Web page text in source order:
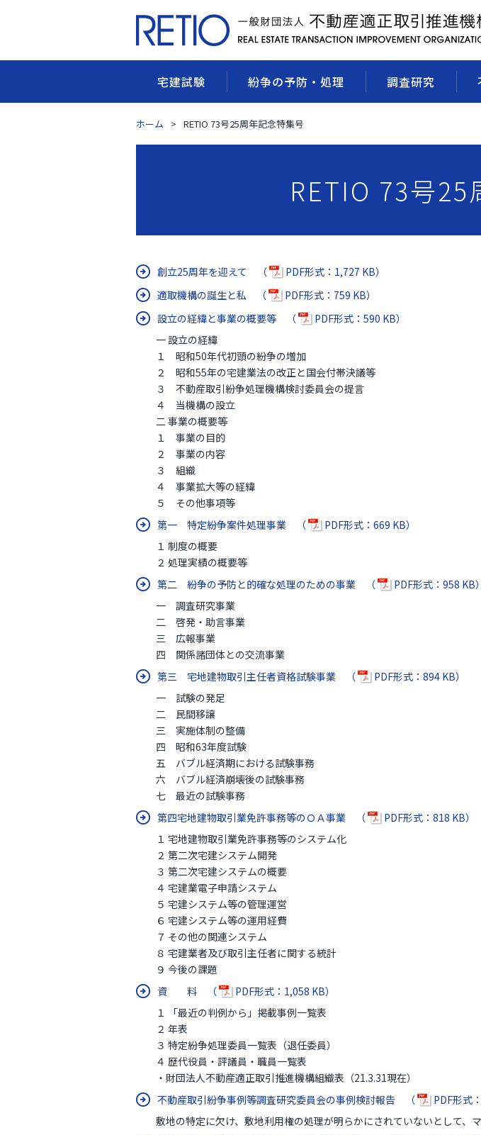
宅建試験 紛争の予防・処理 調査研究
ホーム RETIO 73号25周年記念特集号
RETIO 73号
創立25周年を迎えて （
PDF形式：1,727 KB）
適取機構の誕生と私 （
PDF形式：759 KB）
設立の経緯と事業の概要等 （
PDF形式：590 KB）
一 設立の経緯
１ 昭和50年代初頭の紛争の増加
２ 昭和55年の宅建業法の改正と国会付帯決議等
３ 不動産取引紛争処理機構検討委員会の提言
４ 当機構の設立
二 事業の概要等
１ 事業の目的
２ 事業の内容
３ 組織
４ 事業拡大等の経緯
５ その他事項等
第一 特定紛争案件処理事業 （
PDF形式：669 KB）
１ 制度の概要
２ 処理実績の概要等
第二 紛争の予防と的確な処理のための事業 （
PDF形式：958 KB）
一 調査研究事業
二 啓発・助言事業
三 広報事業
四 関係諸団体との交流事業
第三 宅地建物取引主任者資格試験事業 （
PDF形式：894 KB）
一 試験の発足
二 民間移譲
三 実施体制の整備
四 昭和63年度試験
五 バブル経済期における試験事務
六 バブル経済崩壊後の試験事務
七 最近の試験事務
第四宅地建物取引業免許事務等のＯＡ事業 （
PDF形式：818 KB）
１ 宅地建物取引業免許事務等のシステム化
２ 第二次宅建システム開発
３ 第二次宅建システムの概要
４ 宅建業電子申請システム
５ 宅建システム等の管理運営
６ 宅建システム等の運用経費
７ その他の関連システム
８ 宅建業者及び取引主任者に関する統計
９ 今後の課題
資 料 （
PDF形式：1,058 KB）
１ 「最近の判例から」掲載事例一覧表
２ 年表
３ 特定紛争処理委員一覧表（退任委員）
４ 歴代役員・評議員・職員一覧表
・財団法人不動産適正取引推進機構組織表（21.3.31現在）
不動産取引紛争事例等調査研究委員会の事例検討報告 （
PDF形式
敷地の特定に欠け、敷地利用権の処理が明らかにされていないとして、